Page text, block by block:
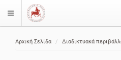
$langMenu
Αρχική Σελίδα Διαδικτυακά